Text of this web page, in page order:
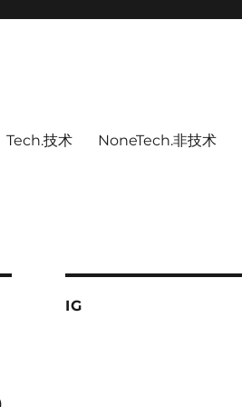
Tech.技术 NoneTech.非技术
IG